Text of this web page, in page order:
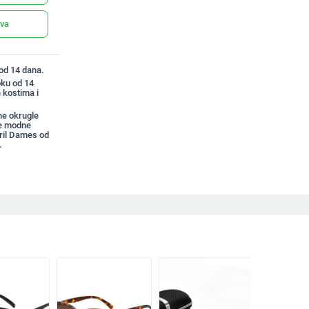
14 dana.
od 14
kostima i
okrugle
modne
Dames od